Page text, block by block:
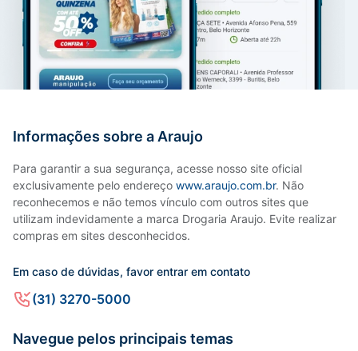
Informações sobre a Araujo
Para garantir a sua segurança, acesse nosso site oficial
exclusivamente pelo endereço www.araujo.com.br. Não
reconhecemos e não temos vínculo com outros sites que
utilizam indevidamente a marca Drogaria Araujo. Evite realizar
compras em sites desconhecidos.
Em caso de dúvidas, favor entrar em contato
(31) 3270-5000
Navegue pelos principais temas